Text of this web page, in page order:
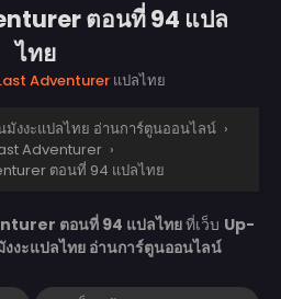
ตอนที่ 94 แปล
ไทย
Adventurer แปลไทย
งงะแปลไทย อ่านการ์ตูนออนไลน์ ›
Adventurer ›
ตอนที่ 94 แปลไทย
ตอนที่ 94 แปลไทยที่เว็บ Up-
งะแปลไทย อ่านการ์ตูนออนไลน์